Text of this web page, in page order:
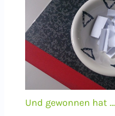
Und gewonnen hat …